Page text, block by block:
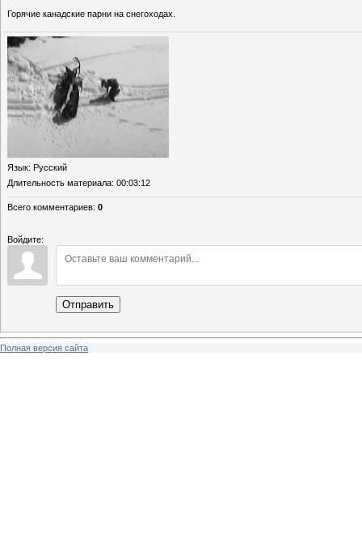
Горячие канадские парни на снегоходах.
Язык: Русский
Длительность материала: 00:03:12
Всего комментариев: 0
Войдите:
Отправить
Полная версия сайта